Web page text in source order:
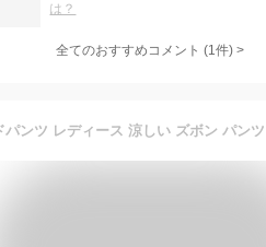
は？
全てのおすすめコメント (1件) >